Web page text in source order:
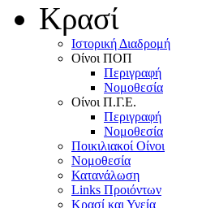
Κρασί
Iστορική Διαδρομή
Oίνοι ΠOΠ
Περιγραφή
Nομοθεσία
Oίνοι Π.Γ.E.
Περιγραφή
Νομοθεσία
Ποικιλιακοί Oίνοι
Nομοθεσία
Κατανάλωση
Links Προιόντων
Κρασί και Υγεία